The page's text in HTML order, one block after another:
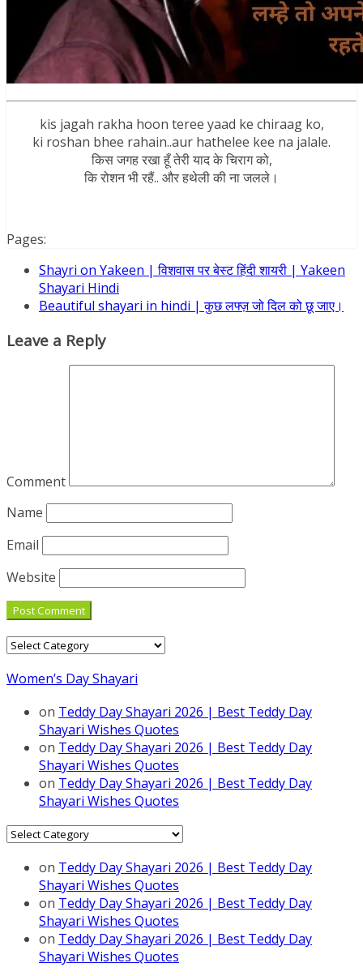
kis jagah rakha hoon teree yaad ke chiraag ko,
ki roshan bhee rahain..aur hathelee kee na jalale.
किस जगह रखा हूँ तेरी याद के चिराग को,
कि रोशन भी रहैं.. और हथेली की ना जलले।
Pages:
Shayri on Yakeen | विशवास पर बेस्ट हिंदी शायरी | Yakeen
Shayari Hindi
Beautiful shayari in hindi | कुछ लफ्ज़ जो दिल को छू जाए।
Leave a Reply
Comment
Name
Email
Website
Categories
Women’s Day Shayari
on Teddy Day Shayari 2026 | Best Teddy Day
Shayari Wishes Quotes
on Teddy Day Shayari 2026 | Best Teddy Day
Shayari Wishes Quotes
on Teddy Day Shayari 2026 | Best Teddy Day
Shayari Wishes Quotes
Categories
on Teddy Day Shayari 2026 | Best Teddy Day
Shayari Wishes Quotes
on Teddy Day Shayari 2026 | Best Teddy Day
Shayari Wishes Quotes
on Teddy Day Shayari 2026 | Best Teddy Day
Shayari Wishes Quotes